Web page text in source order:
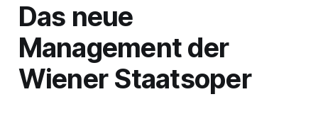
Das neue
Management der
Wiener Staatsoper